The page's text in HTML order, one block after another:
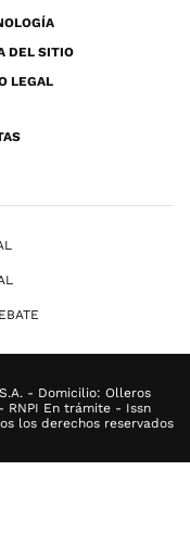
DEL SITIO
LEGAL
- Domicilio: Olleros
RNPI En trámite - Issn
los derechos reservados